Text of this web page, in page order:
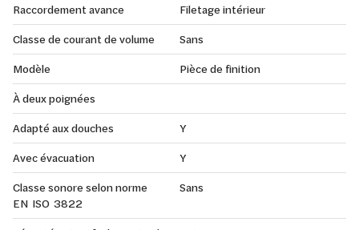
Raccordement avance
Filetage intérieur
Classe de courant de volume
Sans
Modèle
Pièce de finition
À deux poignées
Adapté aux douches
Y
Avec évacuation
Y
Classe sonore selon norme
EN ISO 3822
Sans